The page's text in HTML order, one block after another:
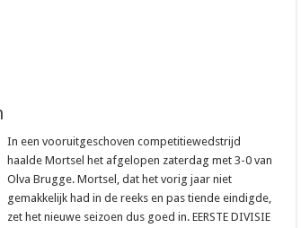
In een vooruitgeschoven competitiewedstrijd
haalde Mortsel het afgelopen zaterdag met 3-0 van
Olva Brugge. Mortsel, dat het vorig jaar niet
gemakkelijk had in de reeks en pas tiende eindigde,
zet het nieuwe seizoen dus goed in. EERSTE DIVISIE